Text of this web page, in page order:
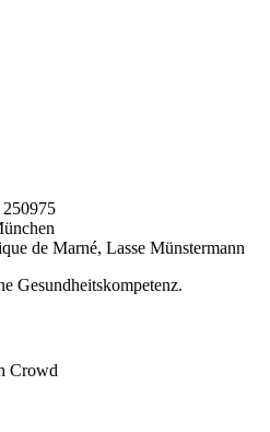
de Marné, Lasse Münstermann
Gesundheitskompetenz.
Crowd